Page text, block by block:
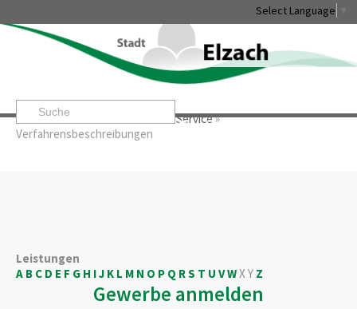
Select Language
Startseite» »Service»
Verfahrensbeschreibungen
Leben & Erleben Rathaus & Service
Leistungen
A B C D E F G H IJ K L M N O P Q RS T U VWXY Z
Gewerbe anmelden